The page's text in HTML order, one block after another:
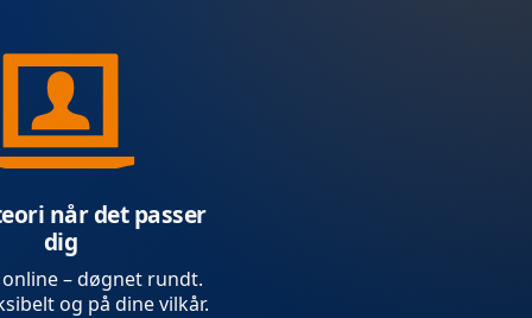
når det passer
dig
– døgnet rundt.
og på dine vilkår.